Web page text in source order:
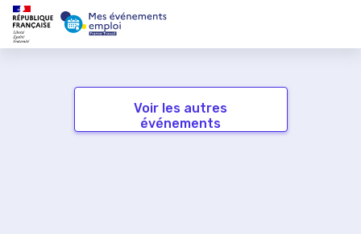
Voir les autres
événements